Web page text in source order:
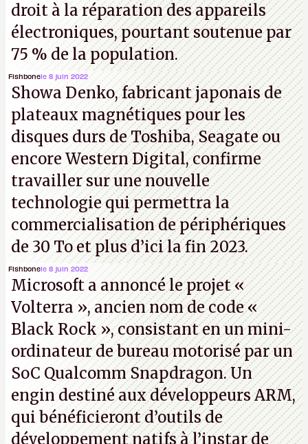
droit à la réparation des appareils
électroniques, pourtant soutenue par
75 % de la population.
Fishbonele 8 juin 2022
Showa Denko, fabricant japonais de
plateaux magnétiques pour les
disques durs de Toshiba, Seagate ou
encore Western Digital, confirme
travailler sur une nouvelle
technologie qui permettra la
commercialisation de périphériques
de 30 To et plus d’ici la fin 2023.
Fishbonele 8 juin 2022
Microsoft a annoncé le projet «
Volterra », ancien nom de code «
Black Rock », consistant en un mini-
ordinateur de bureau motorisé par un
SoC Qualcomm Snapdragon. Un
engin destiné aux développeurs ARM,
qui bénéficieront d’outils de
développement natifs à l’instar de